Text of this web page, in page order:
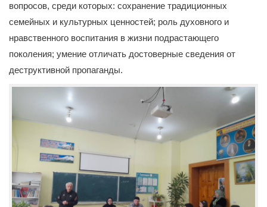
вопросов, среди которых: сохранение традиционных
семейных и культурных ценностей; роль духовного и
нравственного воспитания в жизни подрастающего
поколения; умение отличать достоверные сведения от
деструктивной пропаганды.